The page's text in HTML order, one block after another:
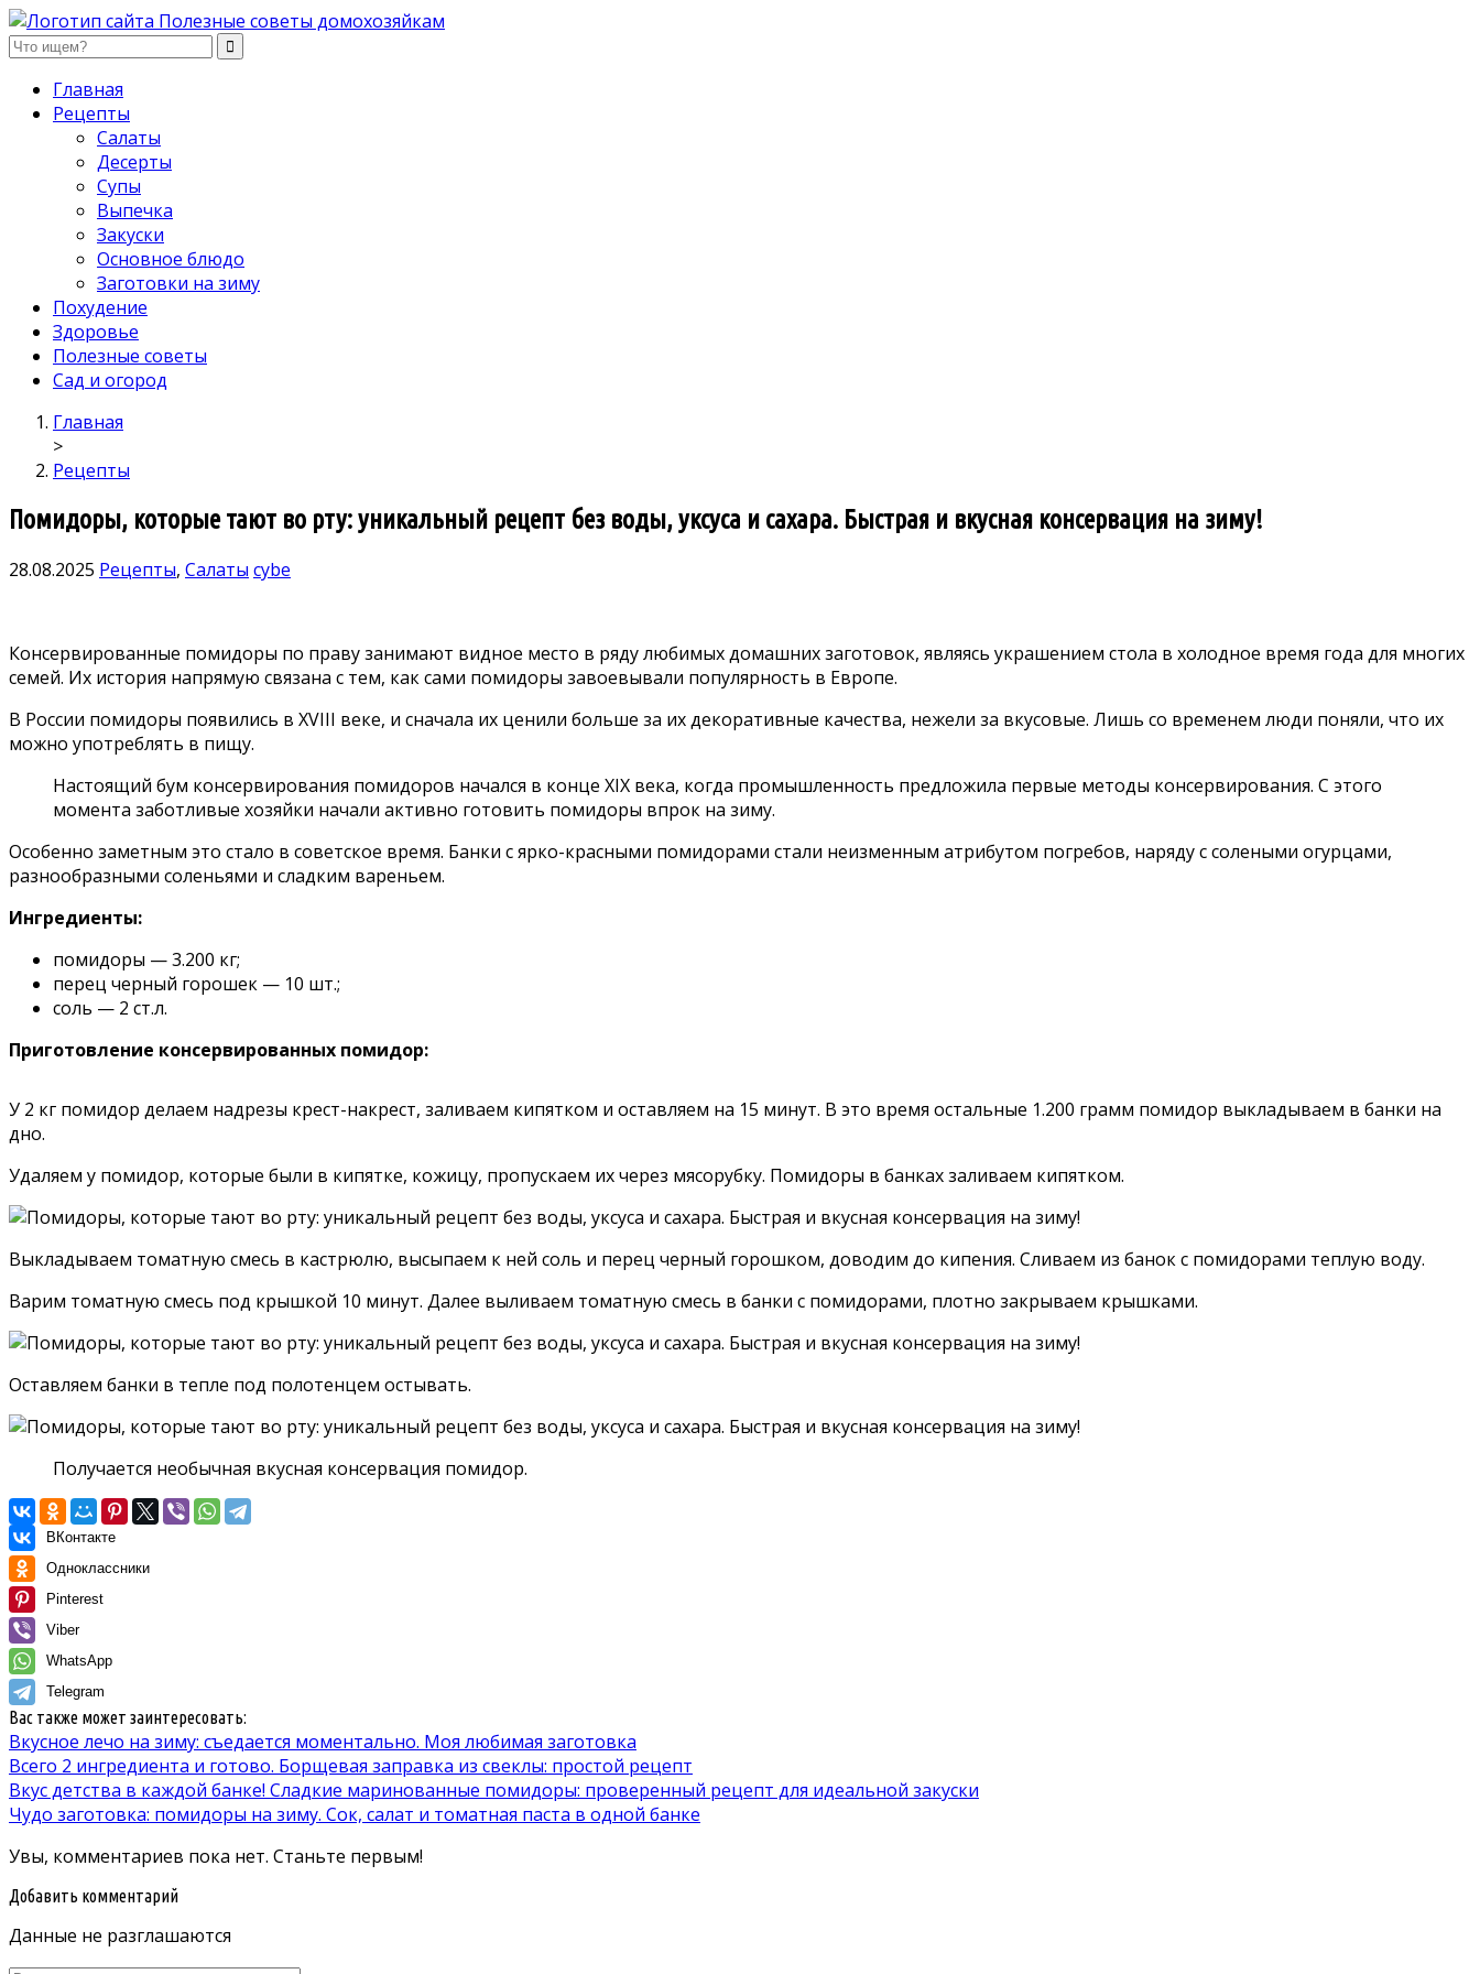
Полезные советы домохозяйкам
Главная
Рецепты
Салаты
Десерты
Супы
Выпечка
Закуски
Основное блюдо
Заготовки на зиму
Похудение
Здоровье
Полезные советы
Сад и огород
Главная
>
Рецепты
Помидоры, которые тают во рту: уникальный рецепт без воды, уксуса и сахара. Быстрая и вкусная консервация на зиму!
28.08.2025 Рецепты, Салаты cybe
Консервированные помидоры по праву занимают видное место в ряду любимых домашних заготовок, являясь украшением стола в холодное время года для многих
семей. Их история напрямую связана с тем, как сами помидоры завоевывали популярность в Европе.
В России помидоры появились в XVIII веке, и сначала их ценили больше за их декоративные качества, нежели за вкусовые. Лишь со временем люди поняли, что их
можно употреблять в пищу.
Настоящий бум консервирования помидоров начался в конце XIX века, когда промышленность предложила первые методы консервирования. С этого
момента заботливые хозяйки начали активно готовить помидоры впрок на зиму.
Особенно заметным это стало в советское время. Банки с ярко-красными помидорами стали неизменным атрибутом погребов, наряду с солеными огурцами,
разнообразными соленьями и сладким вареньем.
Ингредиенты:
помидоры — 3.200 кг;
перец черный горошек — 10 шт.;
соль — 2 ст.л.
Приготовление консервированных помидор:
У 2 кг помидор делаем надрезы крест-накрест, заливаем кипятком и оставляем на 15 минут. В это время остальные 1.200 грамм помидор выкладываем в банки на
дно.
Удаляем у помидор, которые были в кипятке, кожицу, пропускаем их через мясорубку. Помидоры в банках заливаем кипятком.
Выкладываем томатную смесь в кастрюлю, высыпаем к ней соль и перец черный горошком, доводим до кипения. Сливаем из банок с помидорами теплую воду.
Варим томатную смесь под крышкой 10 минут. Далее выливаем томатную смесь в банки с помидорами, плотно закрываем крышками.
Оставляем банки в тепле под полотенцем остывать.
Получается необычная вкусная консервация помидор.
ВКонтакте
Одноклассники
Pinterest
Viber
WhatsApp
Telegram
Вас также может заинтересовать:
Вкусное лечо на зиму: съедается моментально. Моя любимая заготовка
Всего 2 ингредиента и готово. Борщевая заправка из свеклы: простой рецепт
Вкус детства в каждой банке! Сладкие маринованные помидоры: проверенный рецепт для идеальной закуски
Чудо заготовка: помидоры на зиму. Сок, салат и томатная паста в одной банке
Увы, комментариев пока нет. Станьте первым!
Добавить комментарий
Данные не разглашаются